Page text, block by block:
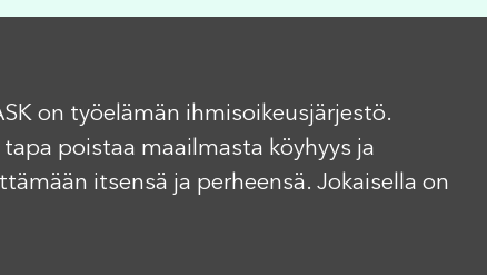
on työelämän ihmisoikeusjärjestö.
poistaa maailmasta köyhyys ja
itsensä ja perheensä. Jokaisella on